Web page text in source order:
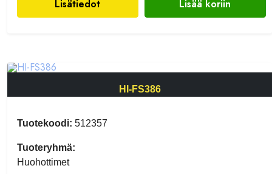
Lisätiedot Lisää koriin
HI-FS386
Tuotekoodi: 512357
Tuoteryhmä:
Huohottimet